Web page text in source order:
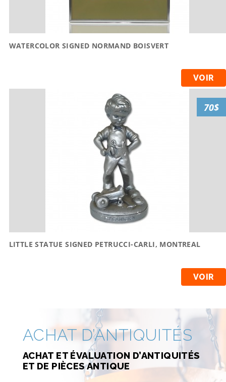
WATERCOLOR SIGNED NORMAND BOISVERT
VOIR
LITTLE STATUE SIGNED PETRUCCI-CARLI, MONTREAL
VOIR
70$
ACHAT D’ANTIQUITÉS
ACHAT ET ÉVALUATION D’ANTIQUITÉS
ET DE PIÈCES ANTIQUE